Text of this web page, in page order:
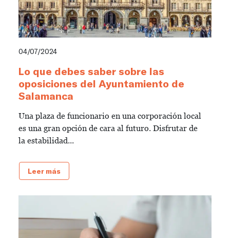
04/07/2024
Lo que debes saber sobre las
oposiciones del Ayuntamiento de
Salamanca
Una plaza de funcionario en una corporación local
es una gran opción de cara al futuro. Disfrutar de
la estabilidad...
Leer más